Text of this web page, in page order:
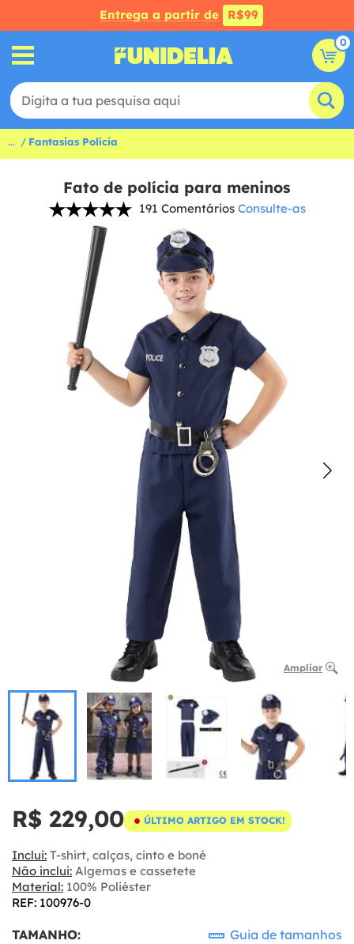
Entrega a partir de R$99
0
... Fantasias Polícia
Fato de polícia para meninos
191 Comentários Consulte-as
Ampliar
R$ 229,00 ÚLTIMO ARTIGO EM STOCK!
Inclui: T-shirt, calças, cinto e boné
Não inclui: Algemas e cassetete
Material: 100% Poliéster
REF: 100976-0
TAMANHO: Guia de tamanhos